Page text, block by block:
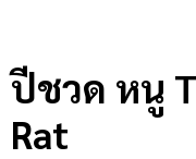
ปีชวด หนู
Rat